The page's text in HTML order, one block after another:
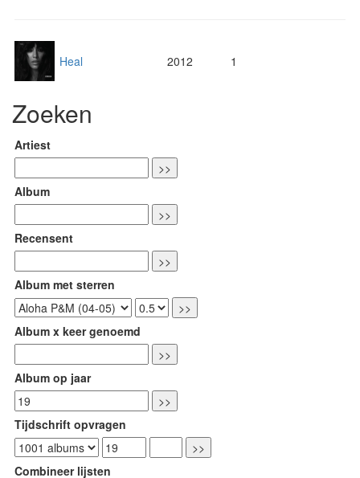
Heal 2012 1
Zoeken
Artiest
Album
Recensent
Album met sterren
Album x keer genoemd
Album op jaar
Tijdschrift opvragen
Combineer lijsten